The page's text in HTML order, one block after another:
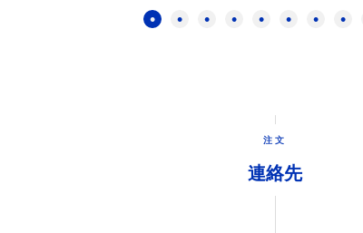
注文
連絡先